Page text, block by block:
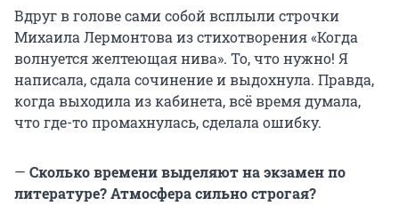
Вдруг в голове сами собой всплыли строчки
Михаила Лермонтова из стихотворения «Когда
волнуется желтеющая нива». То, что нужно! Я
написала, сдала сочинение и выдохнула. Правда,
когда выходила из кабинета, всё время думала,
что где-то промахнулась, сделала ошибку.
— Сколько времени выделяют на экзамен по
литературе? Атмосфера сильно строгая?